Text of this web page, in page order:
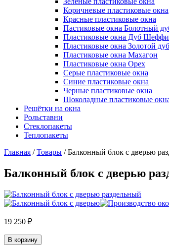
Коричневые пластиковые окна
Красные пластиковые окна
Пастиковые окна Болотный
Пластиковые окна Дуб
Пластиковые окна Золотой дуб
Пластиковые окна Махагон
Пластиковые окна Орех
Серые пластиковые окна
Синие пластиковые окна
Черные пластиковые окна
Шоколадные пластиковые
Решётки на окна
Рольставни
Стеклопакеты
Теплопакеты
Главная /Товары /Балконный блок с дверью
Балконный блок с дверью
19 250 ₽
В корзину